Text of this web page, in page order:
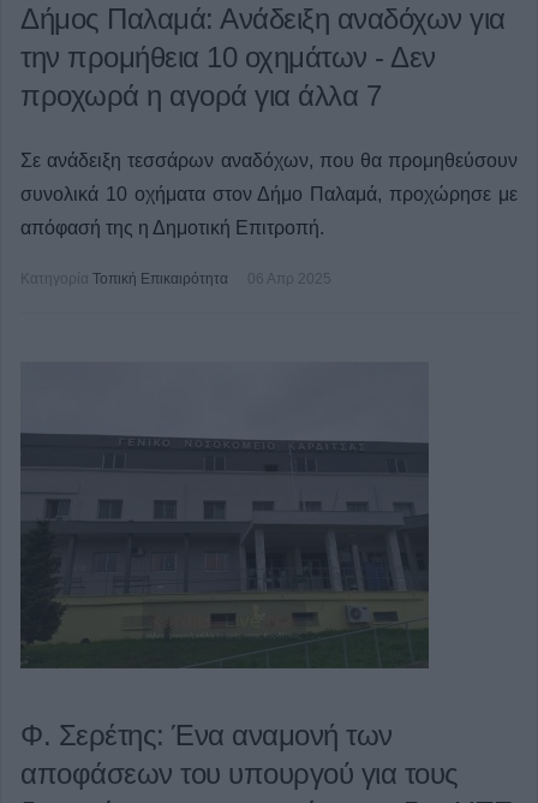
Δήμος Παλαμά: Ανάδειξη αναδόχων για
την προμήθεια 10 οχημάτων - Δεν
προχωρά η αγορά για άλλα 7
Σε ανάδειξη τεσσάρων αναδόχων, που θα προμηθεύσουν
συνολικά 10 οχήματα στον Δήμο Παλαμά, προχώρησε με
απόφασή της η Δημοτική Επιτροπή.
Κατηγορία Τοπική Επικαιρότητα 06 Απρ 2025
Φ. Σερέτης: Ένα αναμονή των
αποφάσεων του υπουργού για τους